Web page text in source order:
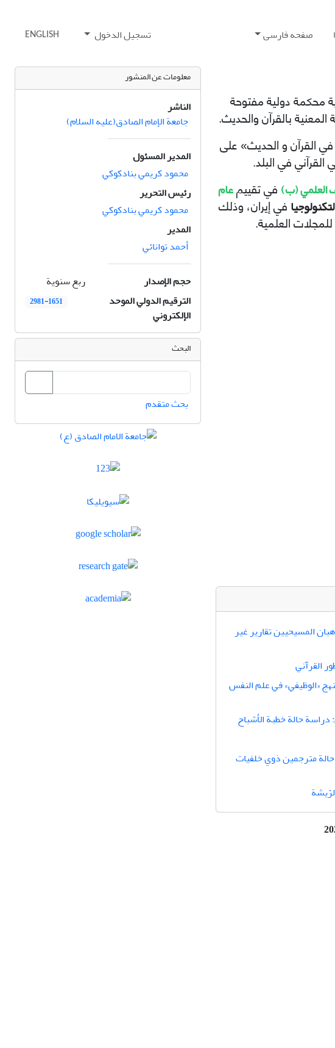
صفحه فارسی تسجيل الدخول ENGLISH
محکمة دولية مفتوحة
بالقرآن والحدیث.
القرآني في البلد.
العلمي (ب) في تقييمعام
في إيران، وذلك
العلمية.
المسیحیین تقاریر غیر
القرآني
«الوظيفي» في علم النفس
حالة خطبة الأشباح
مترجمين ذوي خلفيات
معلومات عن المنشور
الناشر
جامعة الإمام الصادق(علیه السلام)
المدير المسئول
محمود کریمي بنادکوکي
رئيس التحرير
محمود کریمي بنادکوکي
المدير
أحمد توانائي
حجم الإصدار
ربع سنوية
الترقيم الدولي الموحد
الإلكتروني
2981-1651
البحث
بحث متقدم